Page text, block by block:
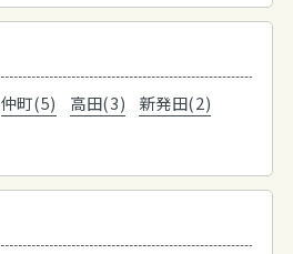
仲町(5) 高田(3)
新発田(2)